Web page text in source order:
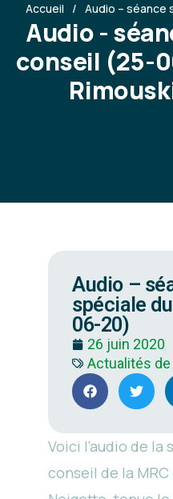
Accueil Audio – séance
Audio -
conseil (25-
Audio –
spéciale
06-20)
26 juin 2020
Actualités de
Voici l’audio de la
conseil de la